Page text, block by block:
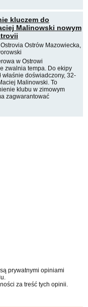
kluczem do
Malinowski nowym
Ostrów Mazowiecka,
w Ostrowi
zwalnia tempa. Do ekipy
właśnie doświadczony, 32-
Malinowski. To
klubu w zimowym
zagwarantować
prywatnymi opiniami
za treść tych opinii.